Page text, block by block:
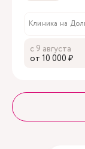
Клиника на
с 9 августа
oт 10 000 ₽